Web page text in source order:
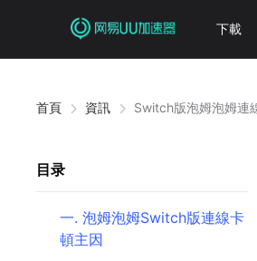
下載
首頁 資訊 Switch版泡姆泡姆連
目录
一. 泡姆泡姆Switch版連線卡
頓主因